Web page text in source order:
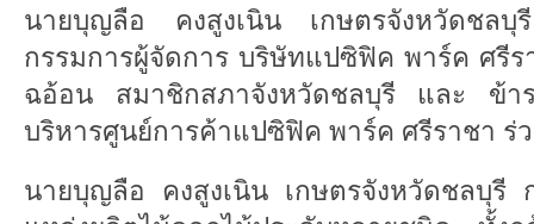
นายบุญลือ คงสูงเนิน เกษตรจังหวัดชล
กรรมการผู้จัดการ บริษัทแปซิฟิค พาร์ค ศรี
ฉอ้อน สมาชิกสภาจังหวัดชลบุรี และ ข้าร
บริหารศูนย์การค้าแปซิฟิค พาร์ค ศรีราชา ร่
นายบุญลือ คงสูงเนิน เกษตรจังหวัดชลบุรี